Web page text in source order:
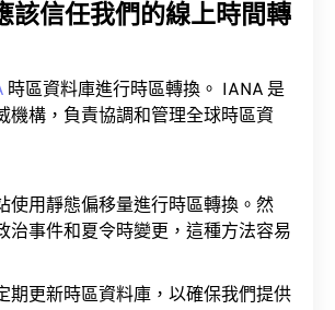
該信任我們的線上時間轉
時區資料庫進行時區轉換。 IANA 是
機構，負責協調和管理全球時區資
使用靜態偏移量進行時區轉換。然
治事件和夏令時變更，這種方法容易
期更新時區資料庫，以確保我們提供